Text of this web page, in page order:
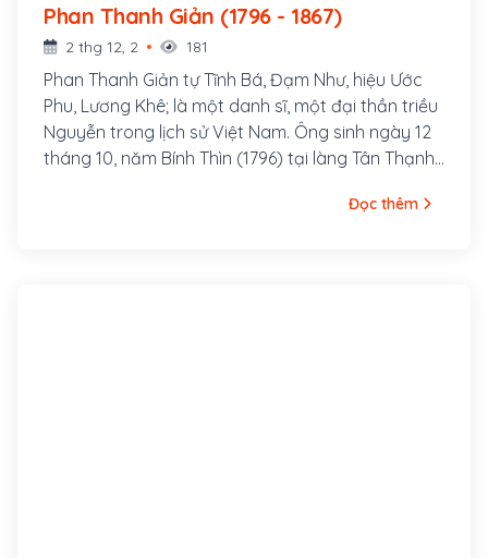
Phan Thanh Giản (1796 - 1867)
2 thg 12, 2 181
Phan Thanh Giản tự Tĩnh Bá, Đạm Như, hiệu Ước
Phu, Lương Khê; là một danh sĩ, một đại thần triều
Nguyễn trong lịch sử Việt Nam. Ông sinh ngày 12
tháng 10, năm Bính Thìn (1796) tại làng Tân Thạnh,
nay là xã Bảo Thạnh, huyện Ba Tri, tỉnh Bến Tre.
Đọc thêm